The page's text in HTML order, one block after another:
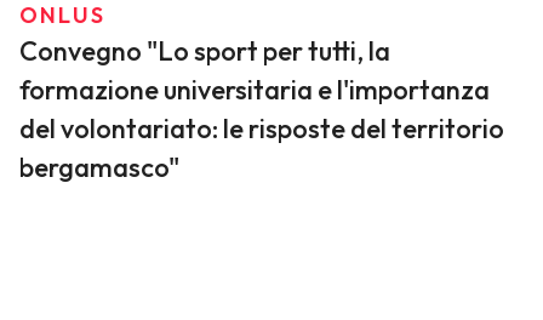
ONLUS
Convegno "Lo sport per tutti, la
formazione universitaria e l'importanza
del volontariato: le risposte del territorio
bergamasco"